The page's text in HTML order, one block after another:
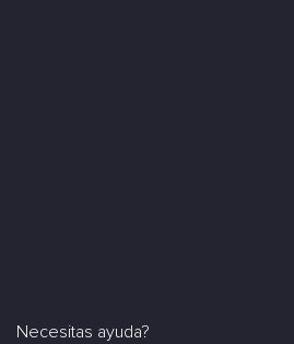
Necesitas ayuda?